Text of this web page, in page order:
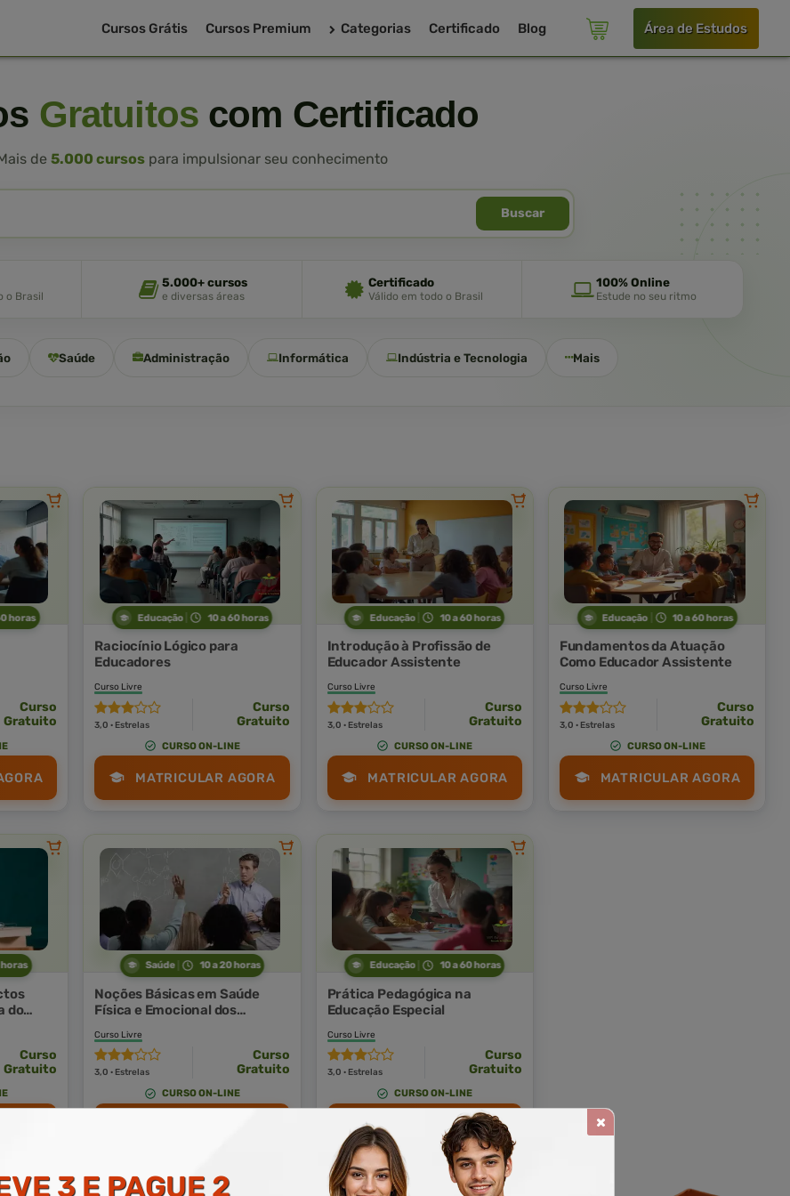
Cursos Grátis Cursos Premium Categorias Certificado Blog Área de Estudos
Gratuitos com Certificado
de 5.000 cursos para impulsionar seu conhecimento
Buscar
o Brasil
5.000+ cursos
e diversas áreas
Certificado
Válido em todo o Brasil
100% Online
Estude no seu ritmo
Saúde Administração Informática Indústria e Tecnologia Mais
horas
Curso
Gratuito
Educação 10 a 60 horas
Raciocínio Lógico para
Educadores
Curso Livre
3,0 · Estrelas
Curso
Gratuito
CURSO ON-LINE
MATRICULAR AGORA
Educação 10 a 60 horas
Introdução à Profissão de
Educador Assistente
Curso Livre
3,0 · Estrelas
Curso
Gratuito
CURSO ON-LINE
MATRICULAR AGORA
Educação 10 a 60 horas
Fundamentos da Atuação
Como Educador Assistente
Curso Livre
3,0 · Estrelas
Curso
Gratuito
CURSO ON-LINE
MATRICULAR AGORA
horas
do
Curso
Gratuito
Saúde 10 a 20 horas
Noções Básicas em Saúde
Física e Emocional dos
Curso Livre
3,0 · Estrelas
Curso
Gratuito
CURSO ON-LINE
Educação 10 a 60 horas
Prática Pedagógica na
Educação Especial
Curso Livre
3,0 · Estrelas
Curso
Gratuito
CURSO ON-LINE
MATRICULAR AGORA
3 E PAGUE 2